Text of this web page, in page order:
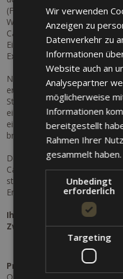
(Frankreich) begeistert mit
Werken von Komponistinnen
Carreño, Fanny Mendelssohn,
Ein Abend voller Emotionen,
Exzellenz erwartet Sie.
Nach diesem kulturellen
entspannte Welt der Therme
Stunden voller Ruhe und
einer exklusiven
ein Moment der Zweisamkeit,
bringt.
Den perfekten Abschluss
Candle-Light-Dinner im
stimmungsvolles Ambiente
Erinnerungen, die bleiben.
Ihr Kultur- &
Zweisamkeit
Programm:
Quatuor Zaïde (Frankreich)
Wir verwenden
Anzeigen zu
Datenverkehr zu
Informationen
Website auch an
Analysepartner
möglicherweise
Informationen
bereitgestellt
Rahmen Ihrer
gesammelt haben.
Unbedingt
erforderlich
Targeting